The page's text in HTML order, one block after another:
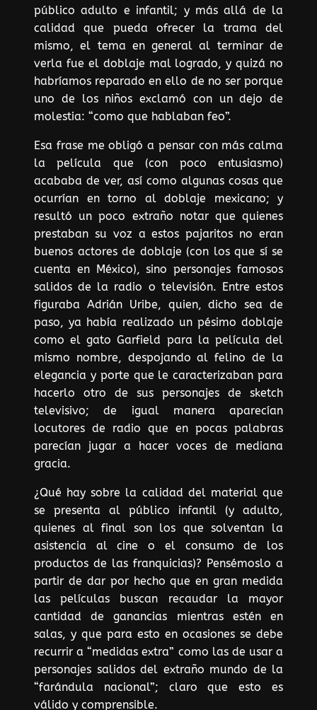
público adulto e infantil; y más allá de la
calidad que pueda ofrecer la trama del
mismo, el tema en general al terminar de
verla fue el doblaje mal logrado, y quizá no
habríamos reparado en ello de no ser porque
uno de los niños exclamó con un dejo de
molestia: “como que hablaban feo”.
Esa frase me obligó a pensar con más calma
la película que (con poco entusiasmo)
acababa de ver, así como algunas cosas que
ocurrían en torno al doblaje mexicano; y
resultó un poco extraño notar que quienes
prestaban su voz a estos pajaritos no eran
buenos actores de doblaje (con los que sí se
cuenta en México), sino personajes famosos
salidos de la radio o televisión. Entre estos
figuraba Adrián Uribe, quien, dicho sea de
paso, ya había realizado un pésimo doblaje
como el gato Garfield para la película del
mismo nombre, despojando al felino de la
elegancia y porte que le caracterizaban para
hacerlo otro de sus personajes de sketch
televisivo; de igual manera aparecían
locutores de radio que en pocas palabras
parecían jugar a hacer voces de mediana
gracia.
¿Qué hay sobre la calidad del material que
se presenta al público infantil (y adulto,
quienes al final son los que solventan la
asistencia al cine o el consumo de los
productos de las franquicias)? Pensémoslo a
partir de dar por hecho que en gran medida
las películas buscan recaudar la mayor
cantidad de ganancias mientras estén en
salas, y que para esto en ocasiones se debe
recurrir a “medidas extra” como las de usar a
personajes salidos del extraño mundo de la
“farándula nacional”; claro que esto es
válido y comprensible.